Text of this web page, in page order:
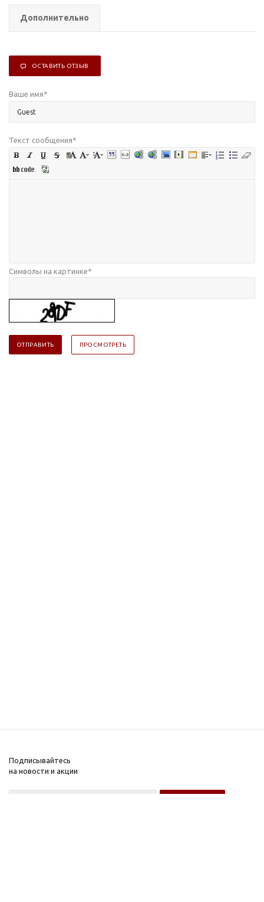
Дополнительно
ОСТАВИТЬ ОТЗЫВ
Ваше имя*
Текст сообщения*
Символы на картинке*
Подписывайтесь
на новости и акции